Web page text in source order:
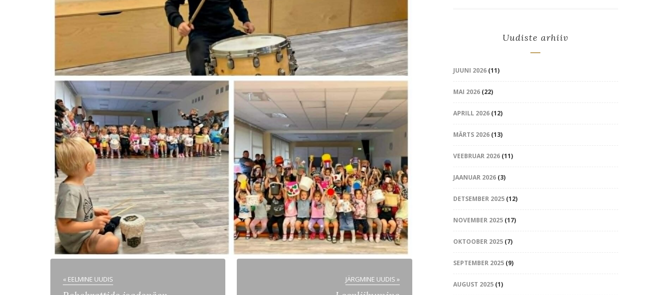
« EELMINE UUDIS JÄRGMINE UUDIS »
Uudiste arhiiv
JUUNI 2026(11)
MAI 2026(22)
APRILL 2026(12)
MÄRTS 2026(13)
VEEBRUAR 2026(11)
JAANUAR 2026(3)
DETSEMBER 2025(12)
NOVEMBER 2025(17)
OKTOOBER 2025(7)
SEPTEMBER 2025(9)
AUGUST 2025(1)